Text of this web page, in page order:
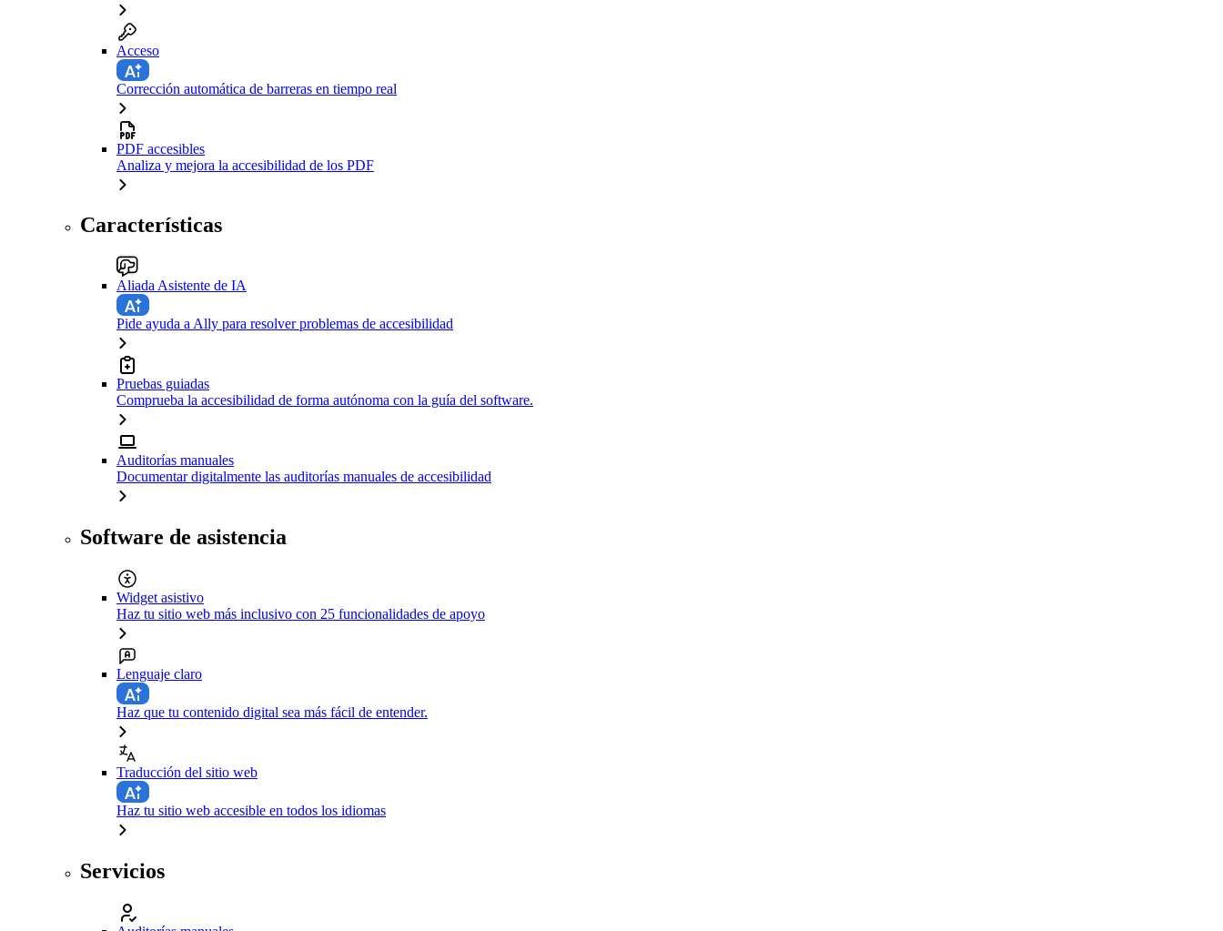
Acceso
Corrección automática de barreras en tiempo real
PDF accesibles
Analiza y mejora la accesibilidad de los PDF
Características
Aliada Asistente de IA
Pide ayuda a Ally para resolver problemas de accesibilidad
Pruebas guiadas
Comprueba la accesibilidad de forma autónoma con la guía del software.
Auditorías manuales
Documentar digitalmente las auditorías manuales de accesibilidad
Software de asistencia
Widget asistivo
Haz tu sitio web más inclusivo con 25 funcionalidades de apoyo
Lenguaje claro
Haz que tu contenido digital sea más fácil de entender.
Traducción del sitio web
Haz tu sitio web accesible en todos los idiomas
Servicios